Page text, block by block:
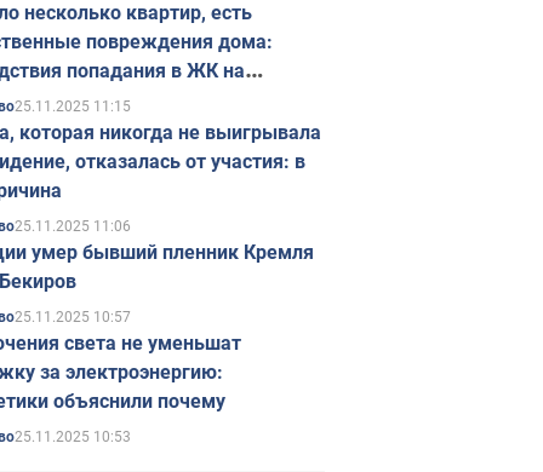
несколько квартир, есть
повреждения дома:
попадания в ЖК на
в Киеве. Фото
25.11.2025 11:15
которая никогда не выигрывала
отказалась от участия: в
25.11.2025 11:06
умер бывший пленник Кремля
25.11.2025 10:57
света не уменьшат
за электроэнергию:
объяснили почему
25.11.2025 10:53